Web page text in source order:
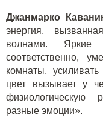
Джанмарко
энергия,
волнами.
соответственно,
комнаты,
цвет вызывает у
физиологическую
разные эмоции».